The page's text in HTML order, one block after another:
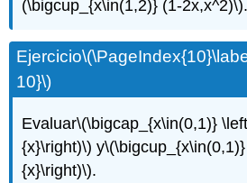
(\bigcup_{x\in(1,2)} (1-2x,x^2)\).
Ejercicio
10}\)
Evaluar\(\bigcap_{x\in(0,1)}
{x}\right)\) y
{x}\right)\).